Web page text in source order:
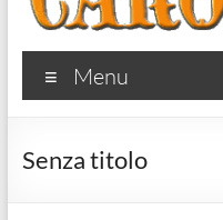
Il
mito
di
Menu
Senza titolo